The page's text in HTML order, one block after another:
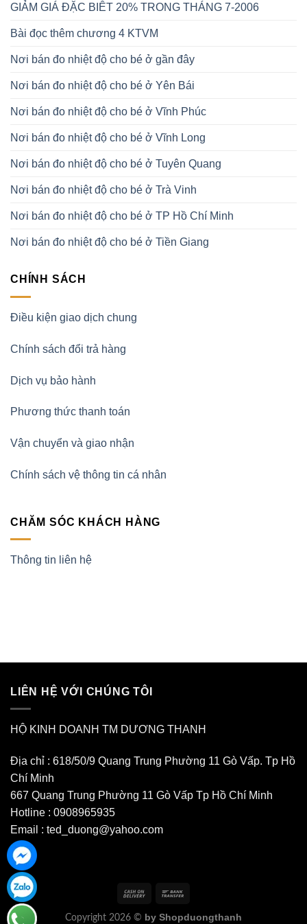
GIẢM GIÁ ĐẶC BIÊT 20% TRONG THÁNG 7-2006
Bài đọc thêm chương 4 KTVM
Nơi bán đo nhiệt độ cho bé ở gần đây
Nơi bán đo nhiệt độ cho bé ở Yên Bái
Nơi bán đo nhiệt độ cho bé ở Vĩnh Phúc
Nơi bán đo nhiệt độ cho bé ở Vĩnh Long
Nơi bán đo nhiệt độ cho bé ở Tuyên Quang
Nơi bán đo nhiệt độ cho bé ở Trà Vinh
Nơi bán đo nhiệt độ cho bé ở TP Hồ Chí Minh
Nơi bán đo nhiệt độ cho bé ở Tiền Giang
CHÍNH SÁCH
Điều kiện giao dịch chung
Chính sách đổi trả hàng
Dịch vụ bảo hành
Phương thức thanh toán
Vận chuyển và giao nhận
Chính sách vệ thông tin cá nhân
CHĂM SÓC KHÁCH HÀNG
Thông tin liên hệ
LIÊN HỆ VỚI CHÚNG TÔI
HỘ KINH DOANH TM DƯƠNG THANH
Địa chỉ : 618/50/9 Quang Trung Phường 11 Gò Vấp. Tp Hồ
Chí Minh
667 Quang Trung Phường 11 Gò Vấp Tp Hồ Chí Minh
Hotline : 0908965935
Email : ted_duong@yahoo.com
Copyright 2026 © by Shopduongthanh